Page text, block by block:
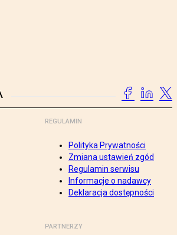
REGULAMIN
Polityka Prywatności
Zmiana ustawień zgód
Regulamin serwisu
Informacje o nadawcy
Deklaracja dostępności
PARTNERZY